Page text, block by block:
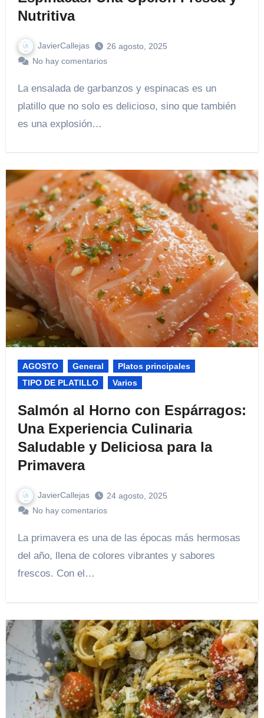
Nutritiva
JavierCallejas
26 agosto, 2025
No hay comentarios
La ensalada de garbanzos y espinacas es un
platillo que no solo es delicioso, sino que también
es una explosión…
AGOSTO General
Platos principales
TIPO DE PLATILLO
Varios
Salmón al Horno con Espárragos:
Una Experiencia Culinaria
Saludable y Deliciosa para la
Primavera
JavierCallejas
24 agosto, 2025
No hay comentarios
La primavera es una de las épocas más hermosas
del año, llena de colores vibrantes y sabores
frescos. Con el…